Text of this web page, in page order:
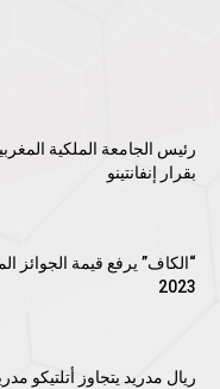
رئيس الجامعة الملكية
بقرار إنفانتينو
“الكاف” يرفع قيمة الجوائز
2023
ريال مدريد يتجاوز أتلتيكو